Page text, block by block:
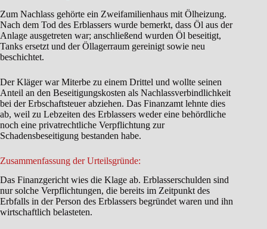
Zum Nachlass gehörte ein Zweifamilienhaus mit Ölheizung.
Nach dem Tod des Erblassers wurde bemerkt, dass Öl aus der
Anlage ausgetreten war; anschließend wurden Öl beseitigt,
Tanks ersetzt und der Öllagerraum gereinigt sowie neu
beschichtet.
Der Kläger war Miterbe zu einem Drittel und wollte seinen
Anteil an den Beseitigungskosten als Nachlassverbindlichkeit
bei der Erbschaftsteuer abziehen. Das Finanzamt lehnte dies
ab, weil zu Lebzeiten des Erblassers weder eine behördliche
noch eine privatrechtliche Verpflichtung zur
Schadensbeseitigung bestanden habe.
Zusammenfassung der Urteilsgründe:
Das Finanzgericht wies die Klage ab. Erblasserschulden sind
nur solche Verpflichtungen, die bereits im Zeitpunkt des
Erbfalls in der Person des Erblassers begründet waren und ihn
wirtschaftlich belasteten.